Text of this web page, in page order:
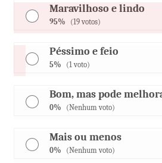
Maravilhoso e lindo
95% (19 votos)
Péssimo e feio
5% (1 voto)
Bom, mas pode
0% (Nenhum voto)
Mais ou menos
0% (Nenhum voto)